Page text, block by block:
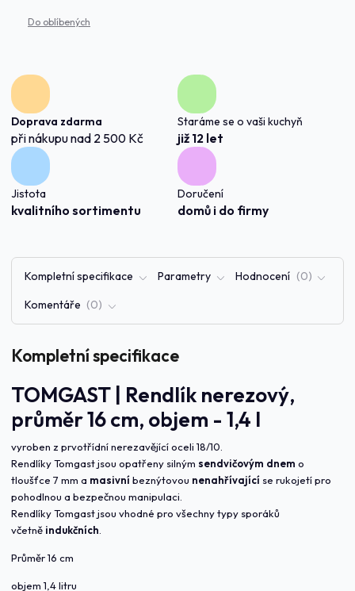
Doprava zdarma
při nákupu nad 2 500 Kč
Staráme se o vaši kuchyň
již 12 let
Jistota
kvalitního sortimentu
Doručení
domů i do firmy
Kompletní specifikace Parametry Hodnocení 0
Komentáře 0
Kompletní specifikace
TOMGAST | Rendlík nerezový,
průměr 16 cm, objem - 1,4 l
vyroben z prvotřídní nerezavějící oceli 18/10.
Rendlíky Tomgast jsou opatřeny silným sendvičovým dnem o
tloušťce 7 mm a masivníbeznýtovou nenahřívající se rukojetí pro
pohodlnou a bezpečnou manipulaci.
Rendlíky Tomgast jsou vhodné pro všechny typy sporáků
včetně indukčních
Průměr 16 cm
objem 1,4 litru